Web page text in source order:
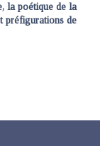
la poétique de la
préfigurations de